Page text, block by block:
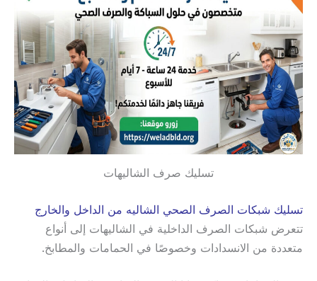
تسليك صرف الشاليهات
تسليك شبكات الصرف الصحي الشاليه من الداخل والخارج
تتعرض شبكات الصرف الداخلية في الشاليهات إلى أنواع
متعددة من الانسدادات وخصوصًا في الحمامات والمطابخ.